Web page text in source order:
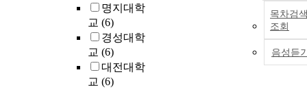
명지대학
교 (6)
경성대학
교 (6)
대전대학
교 (6)
목차검
조회
음성듣